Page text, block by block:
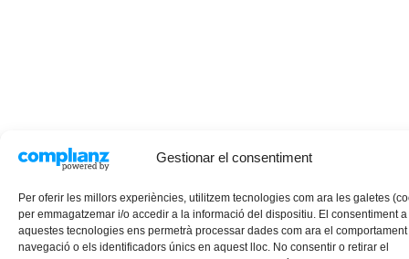
Gestionar el consentiment
Per oferir les millors experiències, utilitzem tecnologies com ara les galetes
per emmagatzemar i/o accedir a la informació del dispositiu. El consentiment a
aquestes tecnologies ens permetrà processar dades com ara el
navegació o els identificadors únics en aquest lloc. No consentir o retirar el